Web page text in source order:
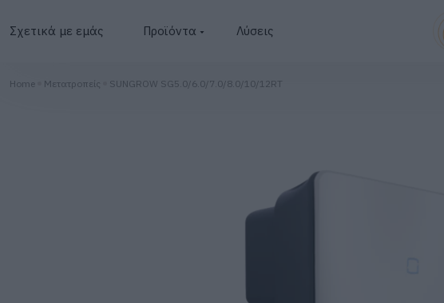
Σχετικά με εμάς Προϊόντα
Φωτοβολταϊκά
Λύσεις
Home Μετατροπείς SUNGROW SG5.0/6.0/7.0/8.0/10/12RT